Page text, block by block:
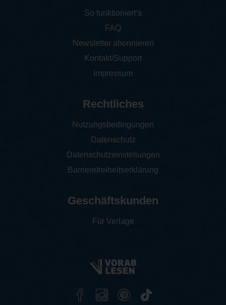
So funktioniert‘s
FAQ
Newsletter abonnieren
Kontakt/Support
Impressum
Rechtliches
Nutzungsbedingungen
Datenschutz
Datenschutzeinstellungen
Barrierefreiheitserklärung
Geschäftskunden
Für Verlage